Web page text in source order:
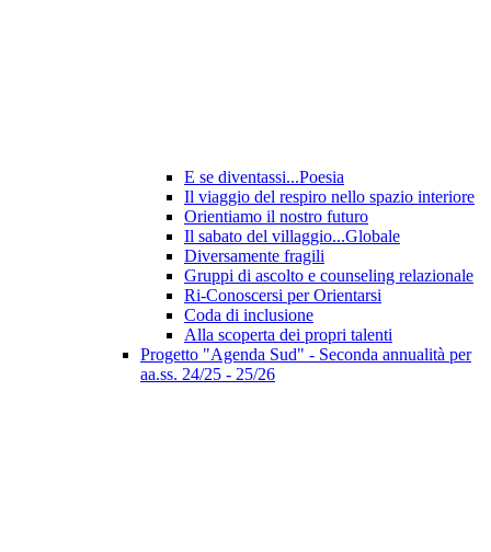
E se diventassi...Poesia
Il viaggio del respiro nello spazio interiore
Orientiamo il nostro futuro
Il sabato del villaggio...Globale
Diversamente fragili
Gruppi di ascolto e counseling relazionale
Ri-Conoscersi per Orientarsi
Coda di inclusione
Alla scoperta dei propri talenti
Progetto "Agenda Sud" - Seconda annualità per
aa.ss. 24/25 - 25/26